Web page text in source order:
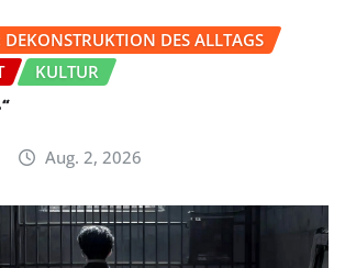
DEKONSTRUKTION DES ALLTAGS
KULTUR
Aug. 2, 2026